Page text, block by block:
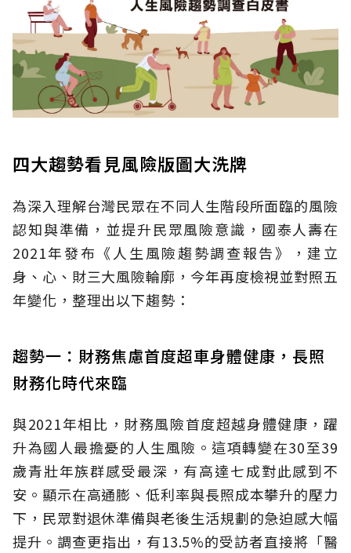
四大趨勢看見風險版圖大洗牌
為深入理解台灣民眾在不同人生階段所面臨的風險
認知與準備，並提升民眾風險意識，國泰人壽在
2021年發布《人生風險趨勢調查報告》，建立
身、心、財三大風險輪廓，今年再度檢視並對照五
年變化，整理出以下趨勢：
趨勢一：財務焦慮首度超車身體健康，長照
財務化時代來臨
與2021年相比，財務風險首度超越身體健康，躍
升為國人最擔憂的人生風險。這項轉變在30至39
歲青壯年族群感受最深，有高達七成對此感到不
安。顯示在高通膨、低利率與長照成本攀升的壓力
下，民眾對退休準備與老後生活規劃的急迫感大幅
提升。調查更指出，有13.5%的受訪者直接將「醫